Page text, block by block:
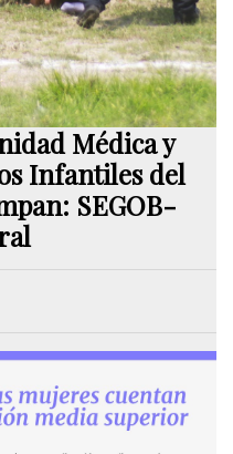
Médica y
Infantiles del
SEGOB-